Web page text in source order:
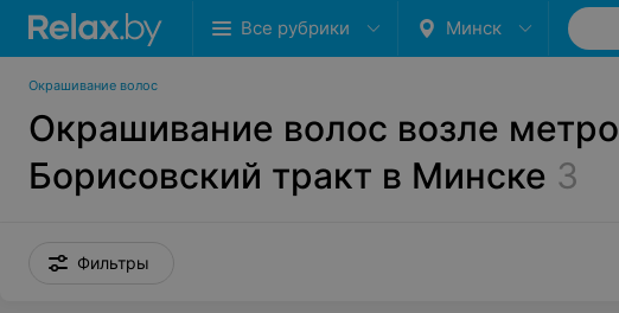
Все рубрики Минск
Окрашивание волос
Окрашивание волос возле метро
Борисовский тракт в Минске 3
Фильтры